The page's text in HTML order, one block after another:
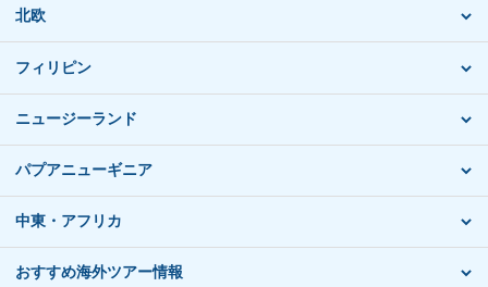
北欧
フィリピン
ニュージーランド
パプアニューギニア
中東・アフリカ
おすすめ海外ツアー情報